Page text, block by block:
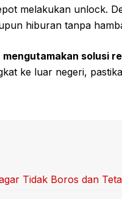
melakukan unlock.
hiburan tanpa
mengutamakan solusi
ke luar negeri,
Tidak Boros dan